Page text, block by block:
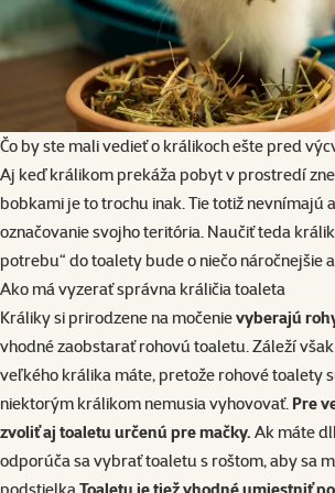
Čo by ste mali vedieť o králikoch ešte pred
Aj keď králikom prekáža pobyt v prostredí
bobkami je to trochu inak. Tie totiž nevnímajú
označovanie svojho teritória. Naučiť teda
potrebu“ do toalety bude o niečo náročnejšie
Ako má vyzerať správna králičia toaleta
Králiky si prirodzene na močenievyberajú
vhodné zaobstaraťrohovú toaletu . Záleží
veľkého králika máte, pretože rohové toalety
niektorým králikom nemusia vyhovovať. Pre
zvoliť aj toaletu určenú pre mačky. Ak máte
odporúča sa vybrať toaletu s roštom, aby sa
podstielka. Toaletu je tiež vhodné umiestniť